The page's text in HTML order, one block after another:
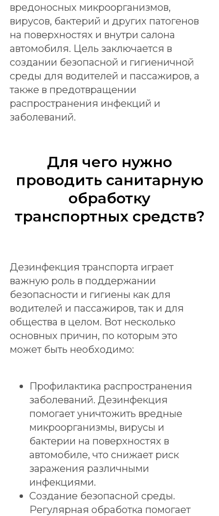
вредоносных микроорганизмов,
вирусов, бактерий и других патогенов
на поверхностях и внутри салона
автомобиля. Цель заключается в
создании безопасной и гигиеничной
среды для водителей и пассажиров, а
также в предотвращении
распространения инфекций и
заболеваний.
Для чего нужно
проводить санитарную
обработку
транспортных средств?
Дезинфекция транспорта играет
важную роль в поддержании
безопасности и гигиены как для
водителей и пассажиров, так и для
общества в целом. Вот несколько
основных причин, по которым это
может быть необходимо:
Профилактика распространения
заболеваний. Дезинфекция
помогает уничтожить вредные
микроорганизмы, вирусы и
бактерии на поверхностях в
автомобиле, что снижает риск
заражения различными
инфекциями.
Создание безопасной среды.
Регулярная обработка помогает